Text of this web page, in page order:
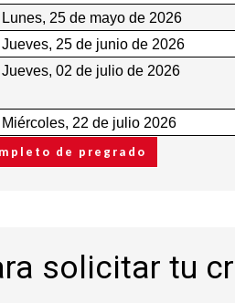
Lunes, 25 de mayo de 2026
Jueves, 25 de junio de 2026
Jueves, 02 de julio de 2026
Miércoles, 22 de julio 2026
de pregrado
solicitar tu